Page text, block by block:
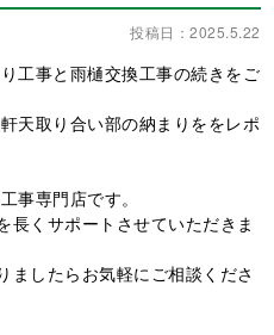
投稿日：2025.5.22
工事と雨樋交換工事の続きをご
天取り合い部の納まりををレポ
事専門店です。
長くサポートさせていただきま
ましたらお気軽にご相談くださ